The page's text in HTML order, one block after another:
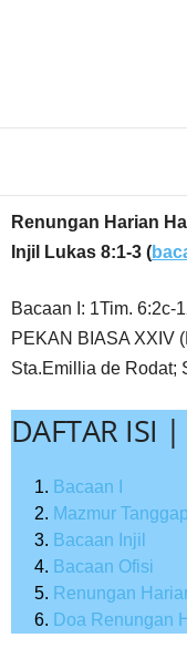
Renungan Harian
Injil Lukas 8:1-3 (
Bacaan I: 1Tim. 6:2c-
PEKAN BIASA XXIV
Sta.Emillia de Rodat;
DAFTAR ISI |
Bacaan I
Mazmur
Bacaan Injil
Bacaan Ofisi
Renungan
Doa Renungan